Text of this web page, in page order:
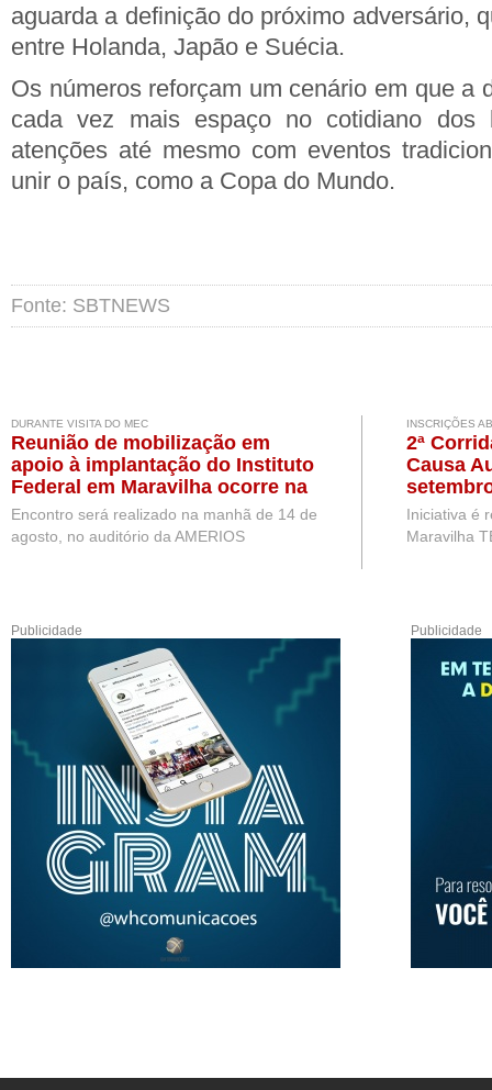
aguarda a definição do próximo adversário,
entre Holanda, Japão e Suécia.
Os números reforçam um cenário em que a
cada vez mais espaço no cotidiano dos
atenções até mesmo com eventos
unir o país, como a Copa do Mundo.
Fonte: SBTNEWS
DURANTE VISITA DO MEC
Reunião de mobilização em
apoio à implantação do Instituto
Federal em Maravilha ocorre na
próxima semana, durante visita
de representantes do MEC
Encontro será realizado na manhã de 14 de
agosto, no auditório da AMERIOS
INSCRIÇÕES
2ª
Causa
Iniciativa é
Maravilha
Publicidade Publicidade